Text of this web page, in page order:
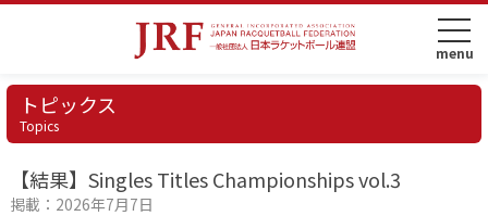
トピックス
Topics
【結果】Singles Titles Championships vol.3
掲載：2026年7月7日